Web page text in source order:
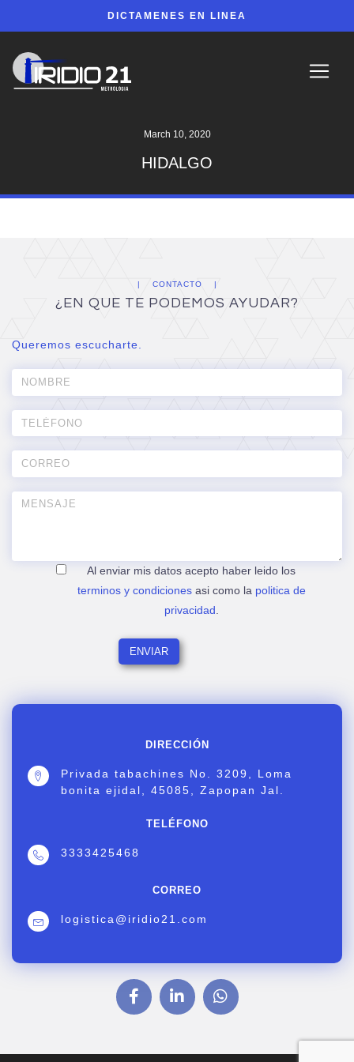
DICTAMENES EN LINEA
March 10, 2020
HIDALGO
DIRECCIÓN
Privada tabachines No. 3209, Loma
bonita ejidal, 45085, Zapopan Jal.
TELÉFONO
3333425468
CORREO
logistica@iridio21.com
CONTACTO
¿EN QUE TE PODEMOS AYUDAR?
Queremos escucharte.
Al enviar mis datos acepto haber leido los
terminos y condicionesasi como la politica de
privacidad